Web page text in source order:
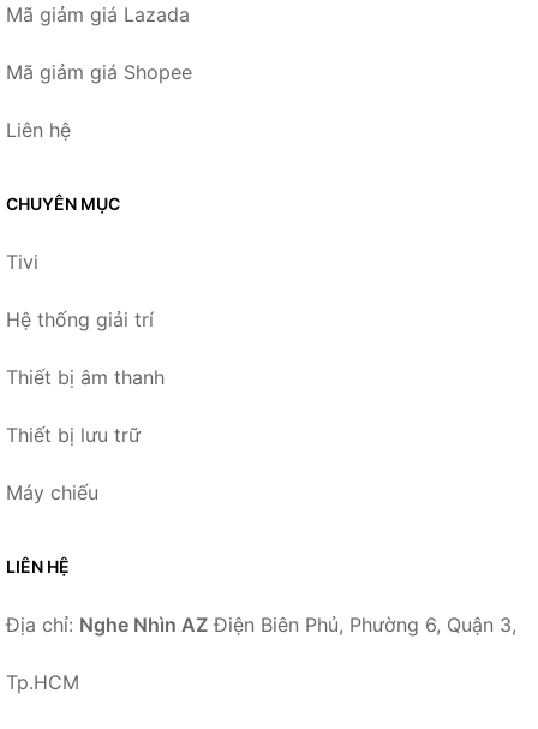
Mã giảm giá Lazada
Mã giảm giá Shopee
Liên hệ
CHUYÊN MỤC
Tivi
Hệ thống giải trí
Thiết bị âm thanh
Thiết bị lưu trữ
Máy chiếu
LIÊN HỆ
Địa chỉ: Nghe Nhìn AZ Điện Biên Phủ, Phường 6, Quận 3,
Tp.HCM